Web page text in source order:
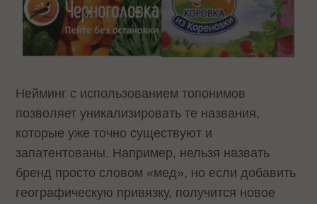
Нейминг с использованием топонимов
позволяет уникализировать те названия,
которые уже точно существуют и
запатентованы. Например, нельзя назвать
бренд просто словом «мед», но если добавить
географическую привязку, получится новое